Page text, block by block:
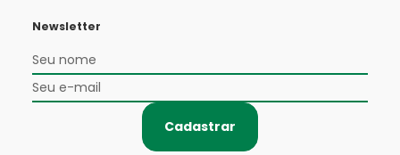
Newsletter
Cadastrar